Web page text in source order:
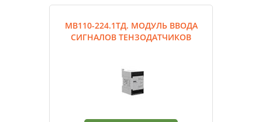
МВ110-224.1ТД. МОДУЛЬ ВВОДА
СИГНАЛОВ ТЕНЗОДАТЧИКОВ